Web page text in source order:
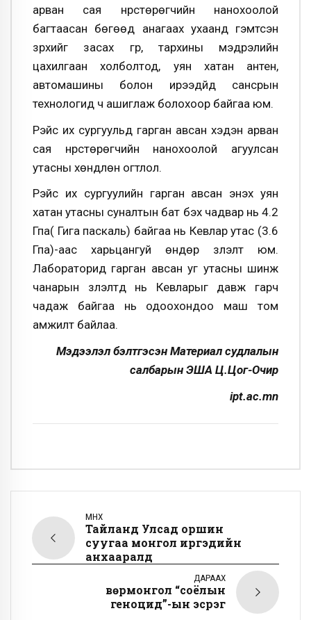
арван сая нүүрстөрөгчийн нанохоолой
багтаасан бөгөөд анагаах ухаанд гэмтсэн
зүрхийг засах гүүр, тархины мэдрэлийн
цахилгаан холболтод, уян хатан антен,
автомашины болон ирээдүйд сансрын
технологид ч ашиглаж болохоор байгаа юм.
Рэйс их сургуульд гарган авсан хэдэн арван
сая нүүрстөрөгчийн нанохоолой агуулсан
утасны хөндлөн огтлол.
Рэйс их сургуулийн гарган авсан энэхүү уян
хатан утасны суналтын бат бэх чадвар нь 4.2
Гпа( Гига паскаль) байгаа нь Кевлар утас (3.6
Гпа)-аас харьцангуй өндөр үзүүлэлт юм.
Лабораторид гарган авсан уг утасны шинж
чанарын үзүүлэлтүүд нь Кевларыг давж гарч
чадаж байгаа нь одоохондоо маш том
амжилт байлаа.
Мэдээлэл бэлтгэсэн Материал судлалын
салбарын ЭША Ц.Цог-Очир
ipt.ac.mn
ӨМНӨХ
Тайланд Улсад оршин
суугаа монгол иргэдийн
анхааралд
ДАРААХ
Өвөрмонгол “соёлын
геноцид”-ын эсрэг